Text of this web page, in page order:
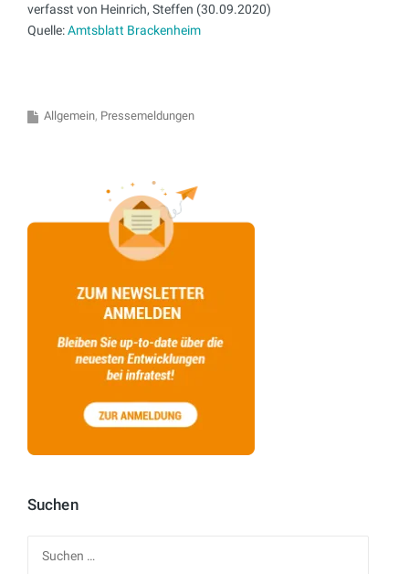
verfasst von Heinrich, Steffen (30.09.2020)
Quelle:Amtsblatt Brackenheim
Allgemein Pressemeldungen
Suchen